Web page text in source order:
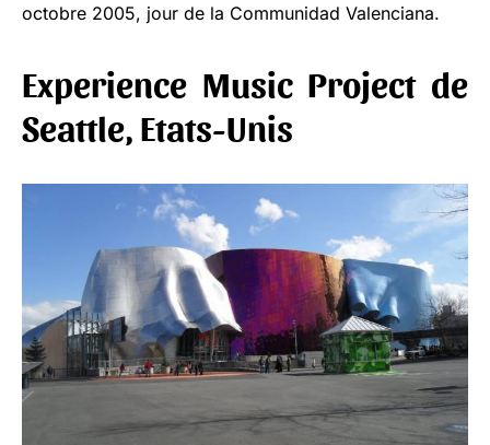
octobre 2005, jour de la Communidad Valenciana.
Experience Music Project de
Seattle, Etats-Unis